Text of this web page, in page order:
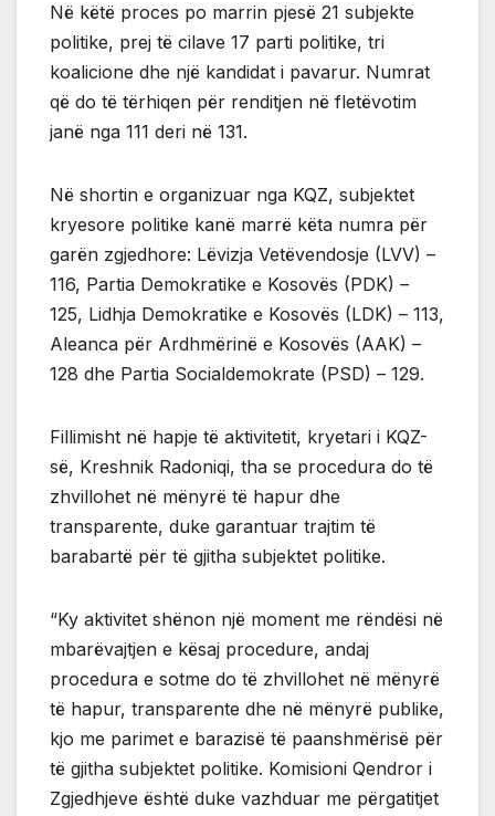
Në këtë proces po marrin pjesë 21 subjekte
politike, prej të cilave 17 parti politike, tri
koalicione dhe një kandidat i pavarur. Numrat
që do të tërhiqen për renditjen në fletëvotim
janë nga 111 deri në 131.
Në shortin e organizuar nga KQZ, subjektet
kryesore politike kanë marrë këta numra për
garën zgjedhore: Lëvizja Vetëvendosje (LVV) –
116, Partia Demokratike e Kosovës (PDK) –
125, Lidhja Demokratike e Kosovës (LDK) – 113,
Aleanca për Ardhmërinë e Kosovës (AAK) –
128 dhe Partia Socialdemokrate (PSD) – 129.
Fillimisht në hapje të aktivitetit, kryetari i KQZ-
së, Kreshnik Radoniqi, tha se procedura do të
zhvillohet në mënyrë të hapur dhe
transparente, duke garantuar trajtim të
barabartë për të gjitha subjektet politike.
“Ky aktivitet shënon një moment me rëndësi në
mbarëvajtjen e kësaj procedure, andaj
procedura e sotme do të zhvillohet në mënyrë
të hapur, transparente dhe në mënyrë publike,
kjo me parimet e barazisë të paanshmërisë për
të gjitha subjektet politike. Komisioni Qendror i
Zgjedhjeve është duke vazhduar me përgatitjet